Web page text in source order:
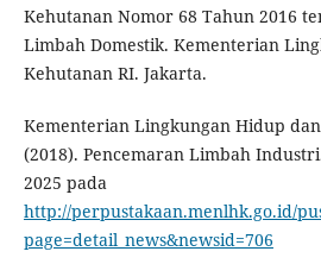
Kehutanan Nomor 68 Tahun 2016
Limbah Domestik. Kementerian
Kehutanan RI. Jakarta.
Kementerian Lingkungan Hidup
(2018). Pencemaran Limbah
2025 pada
http://perpustakaan.menlhk.go.id/
page=detail_news&newsid=706